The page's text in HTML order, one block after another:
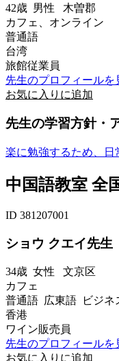
42歳 男性 木曽郡
カフェ、オンライン
普通語
台湾
旅館従業員
先生のプロフィールを
お気に入りに追加
先生の学習方針・
楽に勉強するため、日
中国語教室 全
ID 381207001
ショウ クエイ先生
34歳 女性 文京区
カフェ
普通語 広東語 ビジネ
香港
ワイン販売員
先生のプロフィールを
お気に入りに追加